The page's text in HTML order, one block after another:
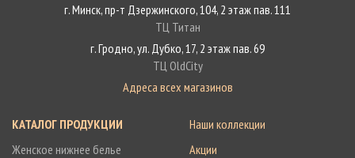
г. Минск, пр-т Дзержинского, 104, 2 этаж пав. 111
ТЦ Титан
г. Гродно, ул. Дубко, 17, 2 этаж пав. 69
ТЦ OldCity
Адреса всех магазинов
КАТАЛОГ ПРОДУКЦИИ
Женское нижнее белье
Наши коллекции
Акции